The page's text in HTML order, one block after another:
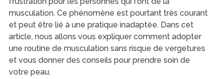
musculation. Ce phénomène est pourtant très courant
et peut être lié à une pratique inadaptée. Dans cet
article, nous allons vous expliquer comment adopter
une routine de musculation sans risque de vergetures
et vous donner des conseils pour prendre soin de
votre peau.